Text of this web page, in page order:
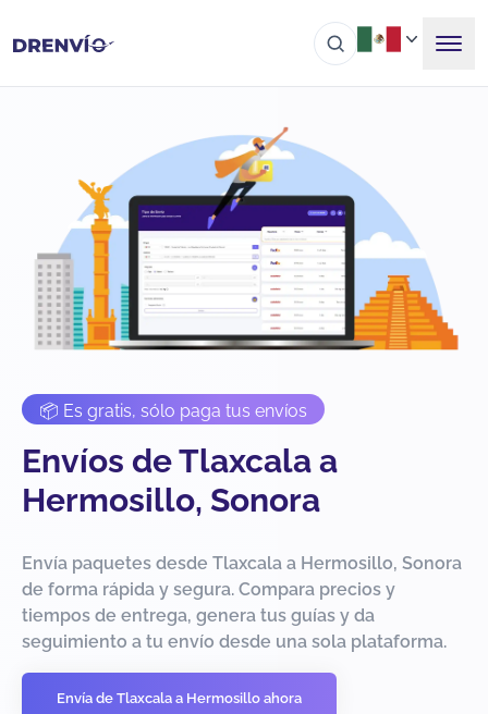
📦 Es gratis, sólo paga tus envíos
Envíos de Tlaxcala a
Hermosillo, Sonora
Envía paquetes desde Tlaxcala a Hermosillo, Sonora
de forma rápida y segura. Compara precios y
tiempos de entrega, genera tus guías y da
seguimiento a tu envío desde una sola plataforma.
Envía de Tlaxcala a Hermosillo ahora